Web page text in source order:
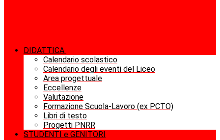
DIDATTICA
Calendario scolastico
Calendario degli eventi del Liceo
Area progettuale
Eccellenze
Valutazione
Formazione Scuola-Lavoro (ex PCTO)
Libri di testo
Progetti PNRR
STUDENTI e GENITORI